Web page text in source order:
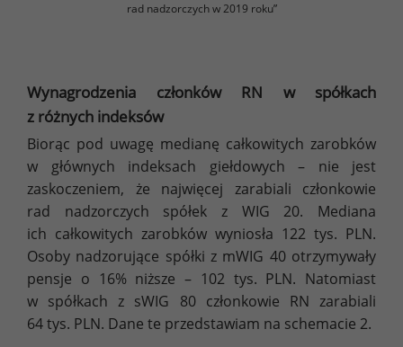
rad nadzorczych w 2019 roku”
Wynagrodzenia członków RN w spółkach
z różnych indeksów
Biorąc pod uwagę medianę całkowitych zarobków
w głównych indeksach giełdowych – nie jest
zaskoczeniem, że najwięcej zarabiali członkowie
rad nadzorczych spółek z WIG 20. Mediana
ich całkowitych zarobków wyniosła 122 tys. PLN.
Osoby nadzorujące spółki z mWIG 40 otrzymywały
pensje o 16% niższe – 102 tys. PLN. Natomiast
w spółkach z sWIG 80 członkowie RN zarabiali
64 tys. PLN. Dane te przedstawiam na schemacie 2.